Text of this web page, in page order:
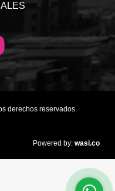
derechos reservados.
Powered by: wasi.co